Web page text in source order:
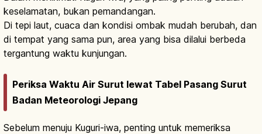
keselamatan, bukan pemandangan.
Di tepi laut, cuaca dan kondisi ombak mudah berubah, dan
di tempat yang sama pun, area yang bisa dilalui berbeda
tergantung waktu kunjungan.
Periksa Waktu Air Surut lewat Tabel Pasang Surut
Badan Meteorologi Jepang
Sebelum menuju Kuguri-iwa, penting untuk memeriksa